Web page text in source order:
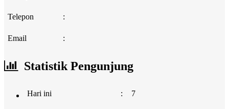
Telepon :
Email :
Statistik Pengunjung
Hari ini : 7